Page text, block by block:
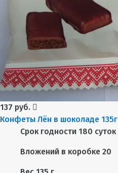
137 руб.
Конфеты Лён в шоколаде 135г
Срок годности 180 суток
Вложений в коробке 20